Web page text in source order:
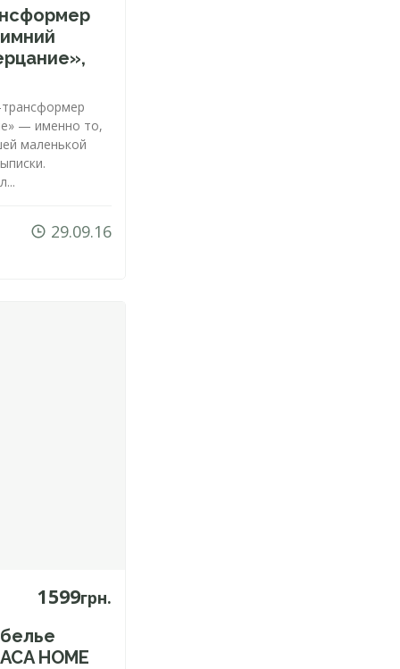
— именно то,
маленькой
29.09.16
1599грн.
HOME